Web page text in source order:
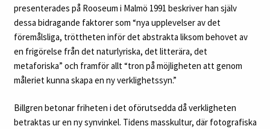
presenterades på Rooseum i Malmö 1991 beskriver han själv
dessa bidragande faktorer som “nya upplevelser av det
föremålsliga, tröttheten inför det abstrakta liksom behovet av
en frigörelse från det naturlyriska, det litterära, det
metaforiska” och framför allt “tron på möjligheten att genom
måleriet kunna skapa en ny verklighetssyn.”
Billgren betonar friheten i det oförutsedda då verkligheten
betraktas ur en ny synvinkel. Tidens masskultur, där fotografiska